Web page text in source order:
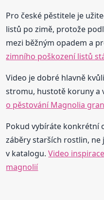
Pro české pěstitele je
listů po zimě, protože
mezi běžným opadem a
zimního poškození listů
Video je dobré hlavně
stromu, hustotě koruny a
o pěstování Magnolia
Pokud vybíráte konkrétní
záběry starších rostlin, ne
v katalogu.Video
magnolií